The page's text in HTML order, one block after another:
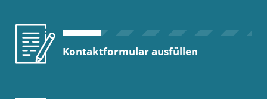
Kontaktformular ausfüllen